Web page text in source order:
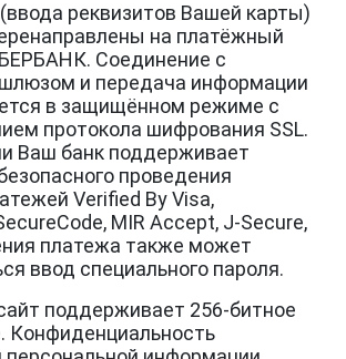
реквизитов Вашей карты)
на платёжный
Соединение с
и передача информации
в защищённом режиме с
протокола шифрования SSL.
Ваш банк поддерживает
проведения
Verified By Visa,
MIR Accept, J-Secure,
платежа также может
ввод специального пароля.
поддерживает 256-битное
Конфиденциальность